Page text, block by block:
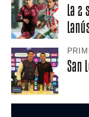
La
San